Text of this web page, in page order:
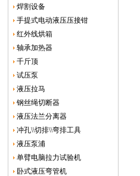
焊割设备
手提式电动液压压接钳
红外线烘箱
轴承加热器
千斤顶
试压泵
液压拉马
钢丝绳切断器
液压法兰分离器
冲孔\\切排\\弯排工具
液压泵浦
单臂电脑拉力试验机
卧式液压弯管机